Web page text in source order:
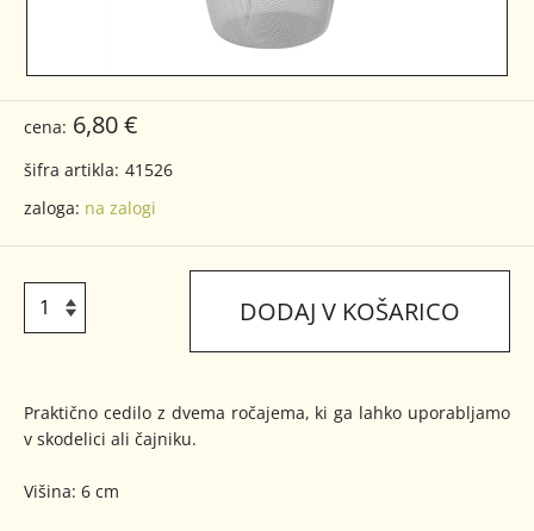
cena: 6,80 €
šifra artikla: 41526
zaloga: na zalogi
DODAJ V KOŠARICO
Praktično cedilo z dvema ročajema, ki ga lahko uporabljamo
v skodelici ali čajniku.
Višina: 6 cm